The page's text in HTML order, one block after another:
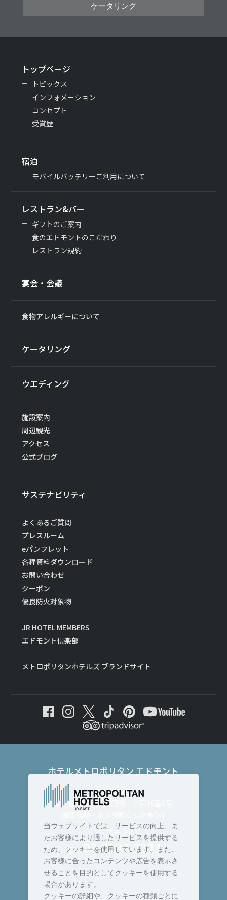
ケータリング
トップページ
トピックス
インフォメーション
コンセプト
受賞歴
宿泊
モバイルバッテリーご利用について
レストラン&バー
ギフトのご案内
食のエドモントのこだわり
レストラン規約
宴会・会議
食物アレルギーについて
ケータリング
ウエディング
施設案内
周辺観光
アクセス
公式ブログ
サステナビリティ
よくあるご質問
プレスルーム
eパンフレット
各種資料ダウンロード
お問い合わせ
クーポン
優良防火対象物
JR HOTEL MEMBERS
エドモント倶楽部
メトロポリタンホテルズ ブランドサイト
ホテルメトロポリタン エドモント
〒102-8130
東京都千代田区飯田橋三丁目10番8号
＜ 代表 ＞
TEL :03-3237-1111
当ウェブサイトでは、サービスの向上、ま
たお客様により適したサービスを提供する
ため、クッキーを使用しています。また、
お客様に合ったコンテンツや広告を表示さ
せることを目的としてクッキーを使用する
場合があります。
クッキーの詳細や、クッキーの種類ごとに